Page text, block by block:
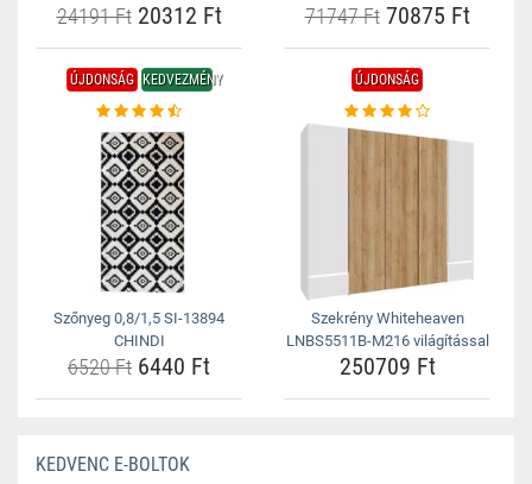
24191 Ft20312 Ft 71747 Ft70875 Ft
ÚJDONSÁG KEDVEZMÉNY
Szőnyeg 0,8/1,5 SI-13894
CHINDI
6520 Ft 6440 Ft
ÚJDONSÁG
Szekrény Whiteheaven
LNBS5511B-M216 világítással
250709 Ft
KEDVENC E-BOLTOK